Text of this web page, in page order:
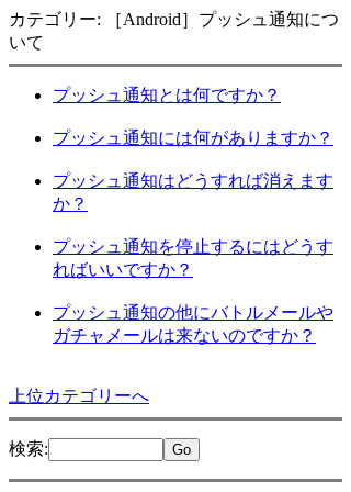
カテゴリー: ［Android］プッシュ通知につ
いて
プッシュ通知とは何ですか？
プッシュ通知には何がありますか？
プッシュ通知はどうすれば消えます
か？
プッシュ通知を停止するにはどうす
ればいいですか？
プッシュ通知の他にバトルメールや
ガチャメールは来ないのですか？
上位カテゴリーへ
検索: